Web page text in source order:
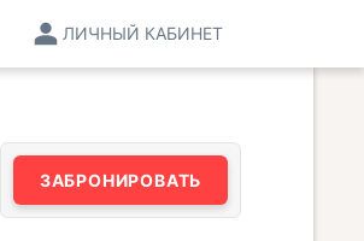
ЛИЧНЫЙ КАБИНЕТ
ЗАБРОНИРОВАТЬ